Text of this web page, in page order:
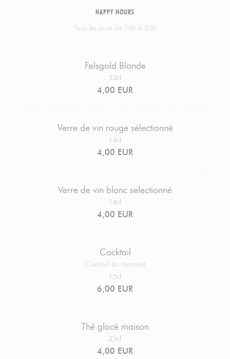
HAPPY HOURS
Tous les jours de 18h à 20h
Felsgold Blonde
4,00 EUR
33cl
Verre de vin rouge sélectionné
4,00 EUR
14cl
Verre de vin blanc selectionné
4,00 EUR
14cl
Cocktail
Cocktail du moment
6,00 EUR
15cl
Thé glacé maison
4,00 EUR
25cl